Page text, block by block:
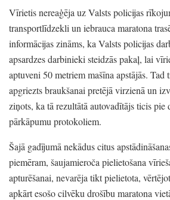
Vīrietis nereaģēja uz Valsts policijas
transportlīdzekli un iebrauca maratona
informācijas zināms, ka Valsts policijas
apsardzes darbinieki steidzās pakaļ, lai
aptuveni 50 metriem mašīna apstājās. Tad
apgriezts braukšanai pretējā virzienā un
ziņots, ka tā rezultātā autovadītājs ticis
pārkāpumu protokoliem.
Šajā gadījumā nekādus citus
piemēram, šaujamieroča pielietošana
apturēšanai, nevarēja tikt pielietota,
apkārt esošo cilvēku drošību maratona